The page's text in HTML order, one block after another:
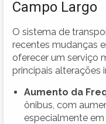
Campo Largo
O sistema de
recentes mudanças
oferecer um serviço
principais alterações
Aumento da
ônibus, com
especialmente